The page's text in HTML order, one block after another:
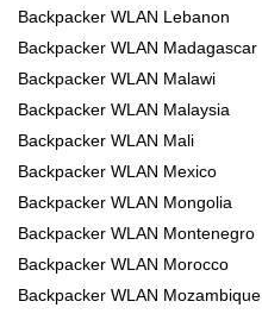
Backpacker WLAN Lebanon
Backpacker WLAN Madagascar
Backpacker WLAN Malawi
Backpacker WLAN Malaysia
Backpacker WLAN Mali
Backpacker WLAN Mexico
Backpacker WLAN Mongolia
Backpacker WLAN Montenegro
Backpacker WLAN Morocco
Backpacker WLAN Mozambique